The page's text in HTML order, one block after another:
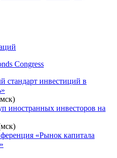
Congress
инвестиций в
иностранных инвесторов на
«Рынок капитала